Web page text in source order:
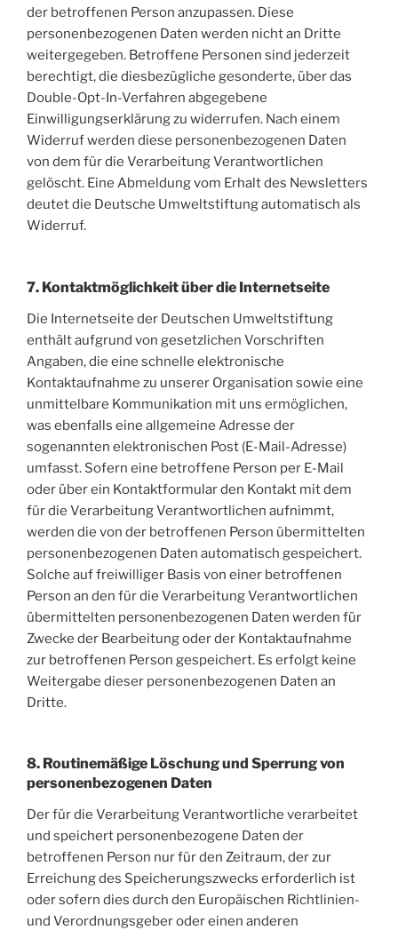
der betroffenen Person anzupassen. Diese
personenbezogenen Daten werden nicht an Dritte
weitergegeben. Betroffene Personen sind jederzeit
berechtigt, die diesbezügliche gesonderte, über das
Double-Opt-In-Verfahren abgegebene
Einwilligungserklärung zu widerrufen. Nach einem
Widerruf werden diese personenbezogenen Daten
von dem für die Verarbeitung Verantwortlichen
gelöscht. Eine Abmeldung vom Erhalt des Newsletters
deutet die Deutsche Umweltstiftung automatisch als
Widerruf.
7. Kontaktmöglichkeit über die Internetseite
Die Internetseite der Deutschen Umweltstiftung
enthält aufgrund von gesetzlichen Vorschriften
Angaben, die eine schnelle elektronische
Kontaktaufnahme zu unserer Organisation sowie eine
unmittelbare Kommunikation mit uns ermöglichen,
was ebenfalls eine allgemeine Adresse der
sogenannten elektronischen Post (E-Mail-Adresse)
umfasst. Sofern eine betroffene Person per E-Mail
oder über ein Kontaktformular den Kontakt mit dem
für die Verarbeitung Verantwortlichen aufnimmt,
werden die von der betroffenen Person übermittelten
personenbezogenen Daten automatisch gespeichert.
Solche auf freiwilliger Basis von einer betroffenen
Person an den für die Verarbeitung Verantwortlichen
übermittelten personenbezogenen Daten werden für
Zwecke der Bearbeitung oder der Kontaktaufnahme
zur betroffenen Person gespeichert. Es erfolgt keine
Weitergabe dieser personenbezogenen Daten an
Dritte.
8. Routinemäßige Löschung und Sperrung von
personenbezogenen Daten
Der für die Verarbeitung Verantwortliche verarbeitet
und speichert personenbezogene Daten der
betroffenen Person nur für den Zeitraum, der zur
Erreichung des Speicherungszwecks erforderlich ist
oder sofern dies durch den Europäischen Richtlinien-
und Verordnungsgeber oder einen anderen